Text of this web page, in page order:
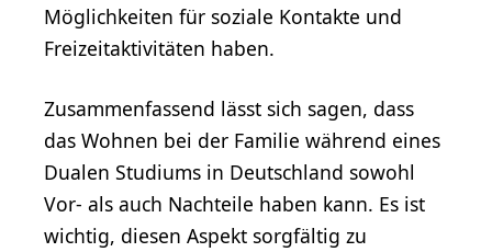
Möglichkeiten für soziale Kontakte und
Freizeitaktivitäten haben.
Zusammenfassend lässt sich sagen, dass
das Wohnen bei der Familie während eines
Dualen Studiums in Deutschland sowohl
Vor- als auch Nachteile haben kann. Es ist
wichtig, diesen Aspekt sorgfältig zu